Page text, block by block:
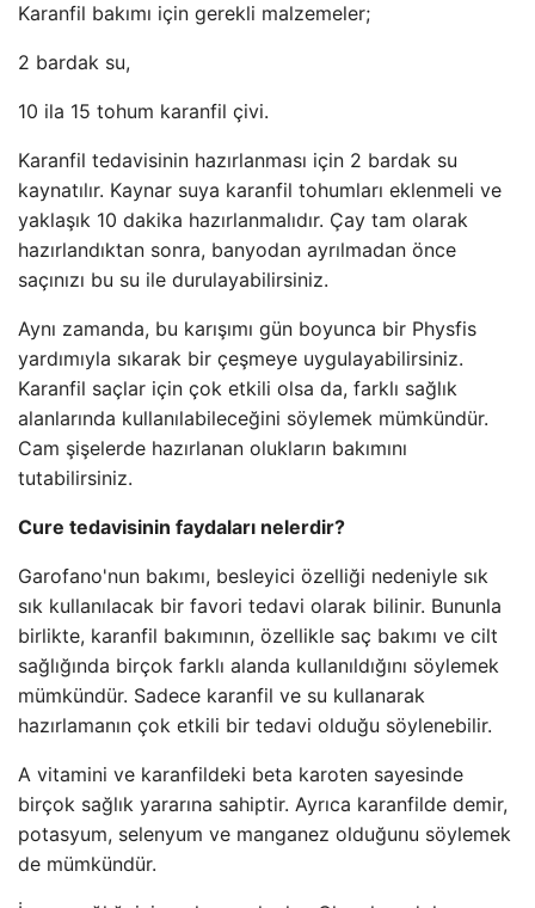
Karanfil bakımı için gerekli malzemeler;
2 bardak su,
10 ila 15 tohum karanfil çivi.
Karanfil tedavisinin hazırlanması için 2 bardak su
kaynatılır. Kaynar suya karanfil tohumları eklenmeli ve
yaklaşık 10 dakika hazırlanmalıdır. Çay tam olarak
hazırlandıktan sonra, banyodan ayrılmadan önce
saçınızı bu su ile durulayabilirsiniz.
Aynı zamanda, bu karışımı gün boyunca bir Physfis
yardımıyla sıkarak bir çeşmeye uygulayabilirsiniz.
Karanfil saçlar için çok etkili olsa da, farklı sağlık
alanlarında kullanılabileceğini söylemek mümkündür.
Cam şişelerde hazırlanan olukların bakımını
tutabilirsiniz.
Cure tedavisinin faydaları nelerdir?
Garofano'nun bakımı, besleyici özelliği nedeniyle sık
sık kullanılacak bir favori tedavi olarak bilinir. Bununla
birlikte, karanfil bakımının, özellikle saç bakımı ve cilt
sağlığında birçok farklı alanda kullanıldığını söylemek
mümkündür. Sadece karanfil ve su kullanarak
hazırlamanın çok etkili bir tedavi olduğu söylenebilir.
A vitamini ve karanfildeki beta karoten sayesinde
birçok sağlık yararına sahiptir. Ayrıca karanfilde demir,
potasyum, selenyum ve manganez olduğunu söylemek
de mümkündür.